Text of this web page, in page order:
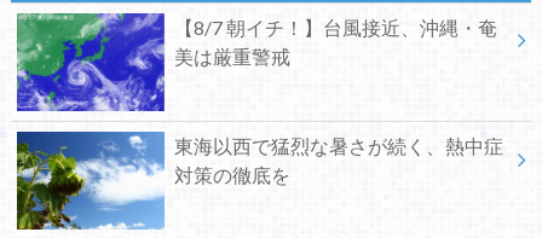
【8/7 朝イチ！】台風接近、沖縄・奄
美は厳重警戒
東海以西で猛烈な暑さが続く、熱中症
対策の徹底を